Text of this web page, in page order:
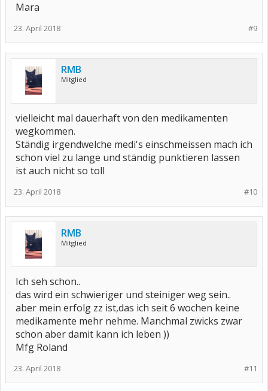
Mara
#9
23. April 2018
RMB
Mitglied
vielleicht mal dauerhaft von den medikamenten
wegkommen.
Ständig irgendwelche medi's einschmeissen mach ich
schon viel zu lange und ständig punktieren lassen
ist auch nicht so toll
#10
23. April 2018
RMB
Mitglied
Ich seh schon..
das wird ein schwieriger und steiniger weg sein..
aber mein erfolg zz ist,das ich seit 6 wochen keine
medikamente mehr nehme. Manchmal zwicks zwar
schon aber damit kann ich leben ))
Mfg Roland
#11
23. April 2018